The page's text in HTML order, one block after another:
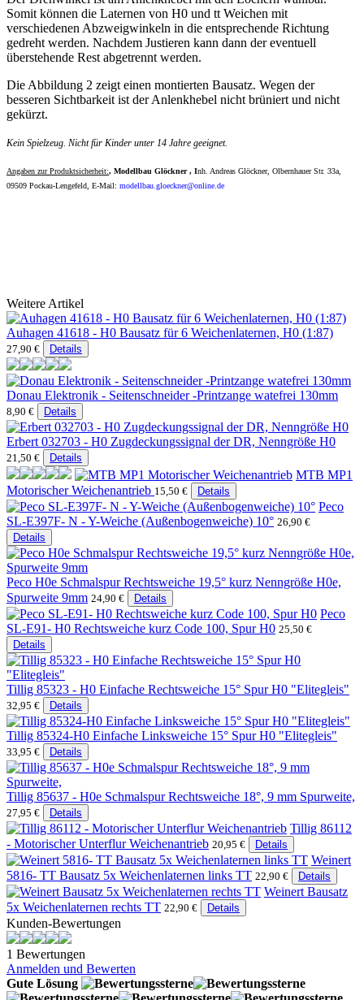
Somit können die Laternen von H0 und tt Weichen mit
verschiedenen Abzweigwinkeln in die entsprechende Richtung
gedreht werden. Nachdem Justieren kann dann der eventuell
überstehende Rest abgetrennt werden.
Die Abbildung 2 zeigt einen montierten Bausatz. Wegen der
besseren Sichtbarkeit ist der Anlenkhebel nicht brüniert und nicht
gekürzt.
Kein Spielzeug. Nicht für Kinder unter 14 Jahre geeignet.
Angaben zur Produktsicherheit:, Modellbau Glöckner, Inh. Andreas Glöckner, Olbernhauer Str. 33a
09509 Pockau-Lengefeld, E-Mail: modellbau.gloeckner@online.de
Weitere Artikel
Auhagen 41618 - H0 Bausatz für 6 Weichenlaternen, H0 (1:87)
27,90 € Details
Donau Elektronik - Seitenschneider -Printzange watefrei 130mm
8,90 € Details
Erbert 032703 - H0 Zugdeckungssignal der DR, Nenngröße H0
21,50 € Details
MTB MP1
Motorischer Weichenantrieb 15,50 € Details
Peco
SL-E397F- N - Y-Weiche (Außenbogenweiche) 10° 26,90 €
Details
Peco H0e Schmalspur Rechtsweiche 19,5° kurz Nenngröße H0e,
Spurweite 9mm 24,90 € Details
Peco
SL-E91- H0 Rechtsweiche kurz Code 100, Spur H0 25,50 €
Details
Tillig 85323 - H0 Einfache Rechtsweiche 15° Spur H0 "Elitegleis"
32,95 € Details
Tillig 85324-H0 Einfache Linksweiche 15° Spur H0 "Elitegleis"
33,95 € Details
Tillig 85637 - H0e Schmalspur Rechtsweiche 18°, 9 mm Spurweite,
27,95 € Details
Tillig 86112
- Motorischer Unterflur Weichenantrieb 20,95 € Details
Weinert
5816- TT Bausatz 5x Weichenlaternen links TT 22,90 € Details
Weinert Bausatz
5x Weichenlaternen rechts TT 22,90 € Details
Kunden-Bewertungen
1 Bewertungen
Anmelden und Bewerten
Gute Lösung